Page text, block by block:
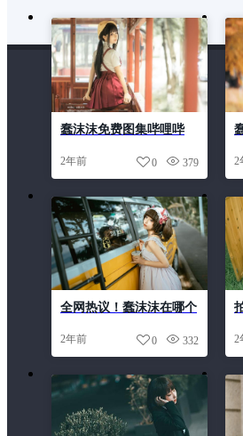
蠢沫沫免费图集哔哩哔
2年前 379
0 2
全网热议！蠢沫沫在哪个
2年前 332
0 2